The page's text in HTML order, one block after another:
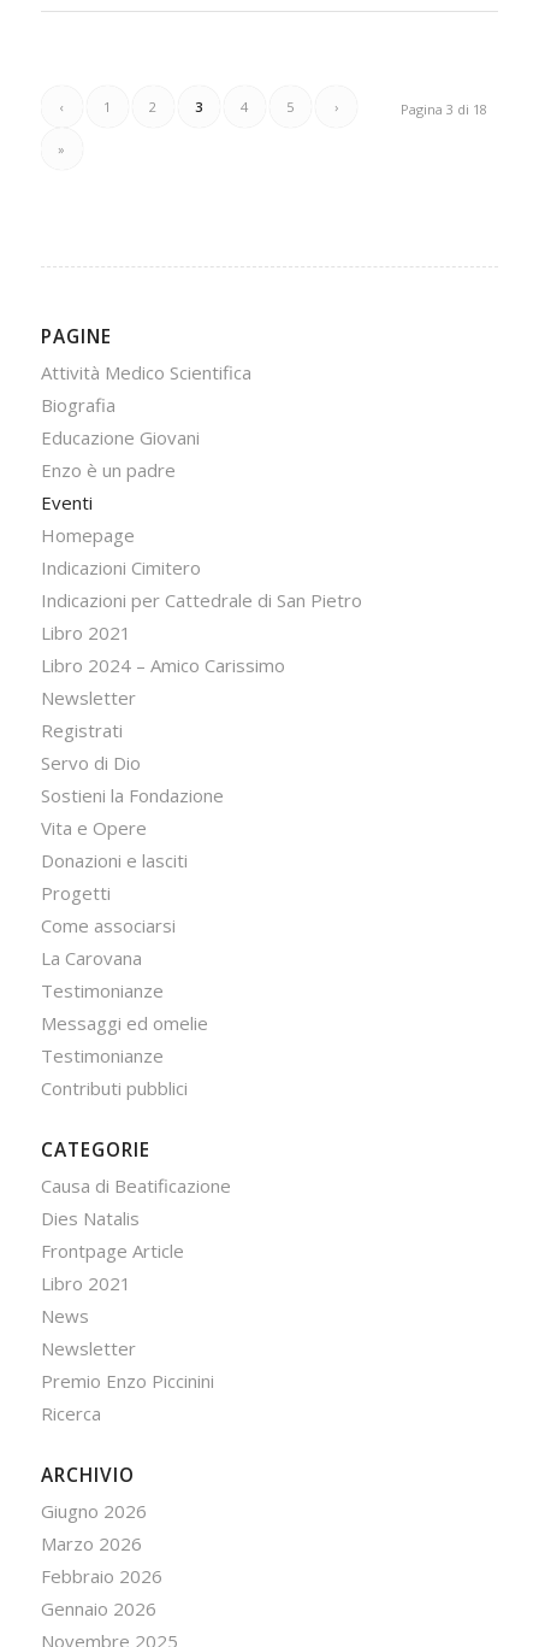
Pagina 3 di 18
‹ 1 2 3 4 5 ›
»
PAGINE
Attività Medico Scientifica
Biografia
Educazione Giovani
Enzo è un padre
Eventi
Homepage
Indicazioni Cimitero
Indicazioni per Cattedrale di San Pietro
Libro 2021
Libro 2024 – Amico Carissimo
Newsletter
Registrati
Servo di Dio
Sostieni la Fondazione
Vita e Opere
Donazioni e lasciti
Progetti
Come associarsi
La Carovana
Testimonianze
Messaggi ed omelie
Testimonianze
Contributi pubblici
CATEGORIE
Causa di Beatificazione
Dies Natalis
Frontpage Article
Libro 2021
News
Newsletter
Premio Enzo Piccinini
Ricerca
ARCHIVIO
Giugno 2026
Marzo 2026
Febbraio 2026
Gennaio 2026
Novembre 2025